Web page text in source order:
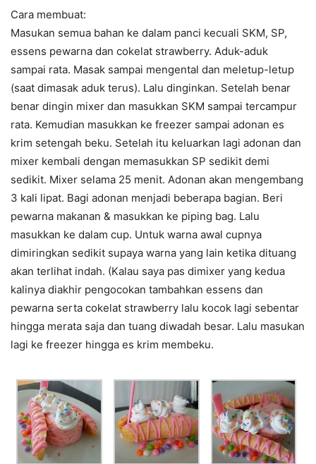
Cara membuat:
Masukan semua bahan ke dalam panci kecuali SKM, SP,
essens pewarna dan cokelat strawberry. Aduk-aduk
sampai rata. Masak sampai mengental dan meletup-letup
(saat dimasak aduk terus). Lalu dinginkan. Setelah benar
benar dingin mixer dan masukkan SKM sampai tercampur
rata. Kemudian masukkan ke freezer sampai adonan es
krim setengah beku. Setelah itu keluarkan lagi adonan dan
mixer kembali dengan memasukkan SP sedikit demi
sedikit. Mixer selama 25 menit. Adonan akan mengembang
3 kali lipat. Bagi adonan menjadi beberapa bagian. Beri
pewarna makanan & masukkan ke piping bag. Lalu
masukkan ke dalam cup. Untuk warna awal cupnya
dimiringkan sedikit supaya warna yang lain ketika dituang
akan terlihat indah. (Kalau saya pas dimixer yang kedua
kalinya diakhir pengocokan tambahkan essens dan
pewarna serta cokelat strawberry lalu kocok lagi sebentar
hingga merata saja dan tuang diwadah besar. Lalu masukan
lagi ke freezer hingga es krim membeku.